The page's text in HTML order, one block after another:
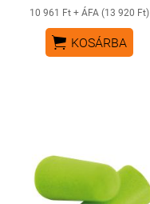
10 961 Ft + ÁFA (13 920 Ft)
 KOSÁRBA